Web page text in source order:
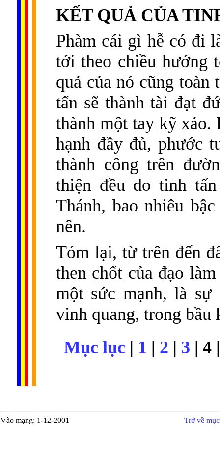
KẾT QUẢ CỦA
Phàm cái gì hễ có đi
tới theo chiều hướng
quả của nó cũng
tấn sẽ thành tài đạt
thành một tay kỹ xảo.
hạnh đầy đủ, phước
thành công trên
thiện đều do tinh
Thánh, bao nhiêu
nên.
Tóm lại, từ trên đến
then chốt của đạo
một sức mạnh, là
vinh quang, trong bầu
Mục lục | 1 | 2 | 3 | 4
Vào mạng: 1-12-2001 Trở về